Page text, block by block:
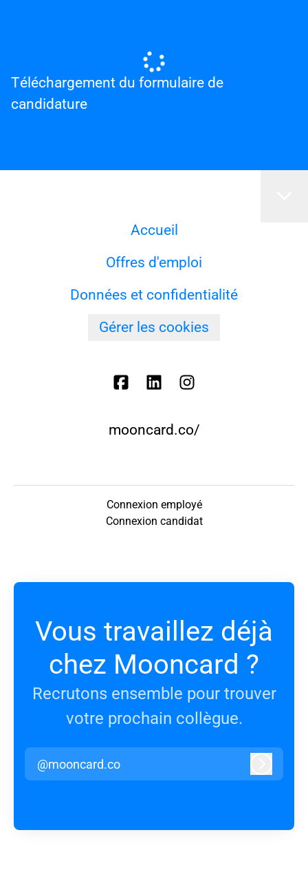
Téléchargement du formulaire de
candidature
Accueil
Offres d'emploi
Données et confidentialité
Gérer les cookies
mooncard.co/
Connexion employé
Connexion candidat
Vous travaillez déjà
chez Mooncard ?
Recrutons ensemble pour trouver
votre prochain collègue.
@mooncard.co